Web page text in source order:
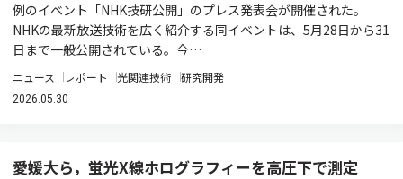
例のイベント「NHK技研公開」のプレス発表会が開催された。
NHKの最新放送技術を広く紹介する同イベントは、5月28日から31
日まで一般公開されている。今…
ニュース レポート 光関連技術 研究開発
2026.05.30
愛媛大ら，蛍光X線ホログラフィーを高圧下で測定